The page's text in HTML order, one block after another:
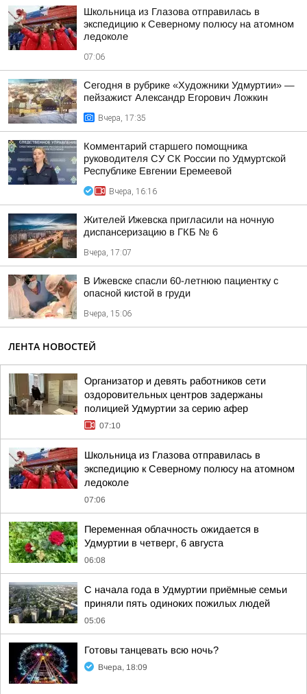
Школьница из Глазова отправилась в
экспедицию к Северному полюсу на атомном
ледоколе
07:06
Сегодня в рубрике «Художники Удмуртии» —
пейзажист Александр Егорович Ложкин
Вчера, 17:35
Комментарий старшего помощника
руководителя СУ СК России по Удмуртской
Республике Евгении Еремеевой
Вчера, 16:16
Жителей Ижевска пригласили на ночную
диспансеризацию в ГКБ № 6
Вчера, 17:07
В Ижевске спасли 60-летнюю пациентку с
опасной кистой в груди
Вчера, 15:06
ЛЕНТА НОВОСТЕЙ
Организатор и девять работников сети
оздоровительных центров задержаны
полицией Удмуртии за серию афер
07:10
Школьница из Глазова отправилась в
экспедицию к Северному полюсу на атомном
ледоколе
07:06
Переменная облачность ожидается в
Удмуртии в четверг, 6 августа
06:08
С начала года в Удмуртии приёмные семьи
приняли пять одиноких пожилых людей
05:06
Готовы танцевать всю ночь?
Вчера, 18:09